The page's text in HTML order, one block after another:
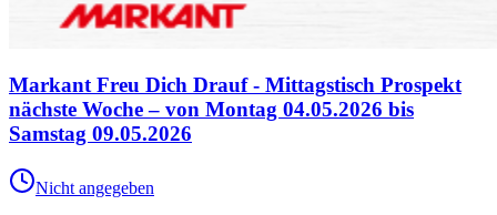
Markant Freu Dich Drauf - Mittagstisch Prospekt
nächste Woche – von Montag 04.05.2026 bis
Samstag 09.05.2026
Nicht angegeben